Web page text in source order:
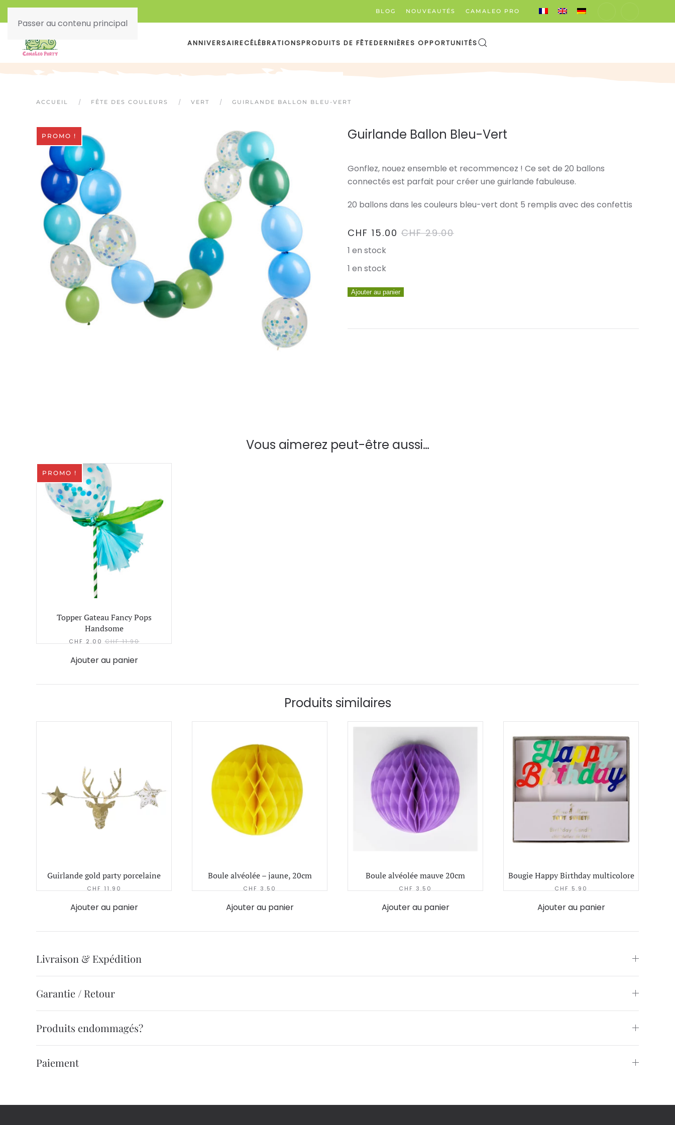
Passer au contenu principal
BLOG NOUVEAUTÉS CAMALEO PRO
ANNIVERSAIRECÉLÉBRATIONSPRODUITS DE FÊTEDERNIÈRES OPPORTUNITÉS
ACCUEIL FÊTE DES COULEURS VERT GUIRLANDE BALLON BLEU-VERT
PROMO ! Guirlande Ballon Bleu-Vert
Gonflez, nouez ensemble et recommencez ! Ce set de 20 ballons
connectés est parfait pour créer une guirlande fabuleuse.
20 ballons dans les couleurs bleu-vert dont 5 remplis avec des confettis
CHF 15.00 CHF29.00
1 en stock
1 en stock
quantité
Ballon
Ajouter au panier
Vous aimerez peut-être aussi…
PROMO !
Topper Gateau Fancy Pops
Handsome
CHF 2.00 CHF11.90
Ajouter au panier
Produits similaires
Guirlande gold party porcelaine
CHF 11.90
Ajouter au panier
Boule alvéolée – jaune, 20cm
CHF 3.50
Ajouter au panier
Boule alvéolée mauve 20cm
CHF 3.50
Ajouter au panier
Bougie Happy Birthday multicolore
CHF 5.90
Ajouter au panier
Livraison & Expédition
Garantie / Retour
Produits endommagés?
Paiement